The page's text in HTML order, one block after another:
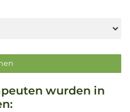
wurden in